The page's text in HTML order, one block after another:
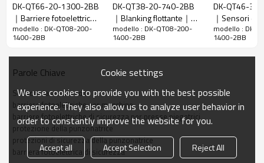
Altezza di
protezione
1400 mm
La dimensione
51mm*35mm*L, L è la lunghezza dell'emettitore e
Distanza di
30-6000 mm; 30-45000 mm
Tempo di
risposta
≤15 ms
Dati meccanici
Materiale
DK-QT66-20-1300-2BB
｜Barriere fotoelettriche
per macchine｜DADISICK
modello : DK-QT08-200-
1400-2BB
DK-QT38-20-740-2BB
｜Blanking flottante｜
DADISICK
modello : DK-QT08-200-
1400-2BB
DK-QT46-
｜Sensori di
per macchine
modello : DK-
1400-2BB
Parole Chiave
Sensore laser a tenda
barriere fotoelettriche per macchine
barriere fotoelettriche di sicurezza per presse piegatrici
protezione della punzonatrice
protezioni di sicurezza della punzonatrice
barriera fotoelettrica di sicurezza
Cookie settings
We use cookies to provide you with the best possible
experience. They also allow us to analyze user behavior in
order to constantly improve the website for you.
Accept all Accept Selection Reject All